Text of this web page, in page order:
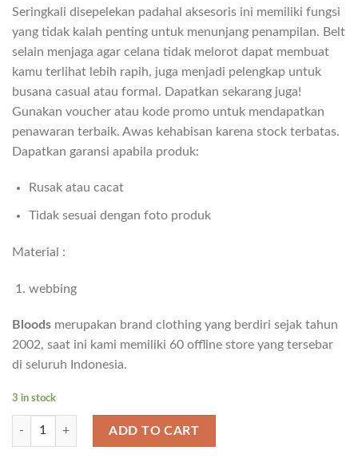
Seringkali disepelekan padahal aksesoris ini memiliki fungsi
yang tidak kalah penting untuk menunjang penampilan. Belt
selain menjaga agar celana tidak melorot dapat membuat
kamu terlihat lebih rapih, juga menjadi pelengkap untuk
busana casual atau formal. Dapatkan sekarang juga!
Gunakan voucher atau kode promo untuk mendapatkan
penawaran terbaik. Awas kehabisan karena stock terbatas.
Dapatkan garansi apabila produk:
Rusak atau cacat
Tidak sesuai dengan foto produk
Material :
webbing
Bloods merupakan brand clothing yang berdiri sejak tahun
2002, saat ini kami memiliki 60 offline store yang tersebar
di seluruh Indonesia.
3 in stock
BL SODA 02 quantity
ADD TO CART